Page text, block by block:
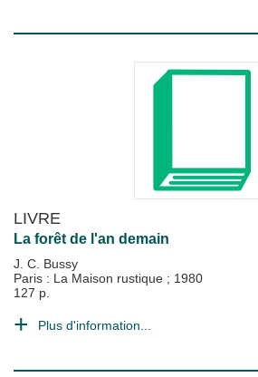
LIVRE
La forêt de l'an demain
J. C. Bussy
Paris : La Maison rustique ; 1980
127 p.
Plus d'information...